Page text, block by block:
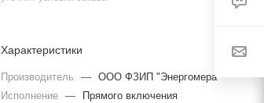
Характеристики
Производитель — ООО ФЗИП "Энергомера"
Исполнение —
Прямого включения